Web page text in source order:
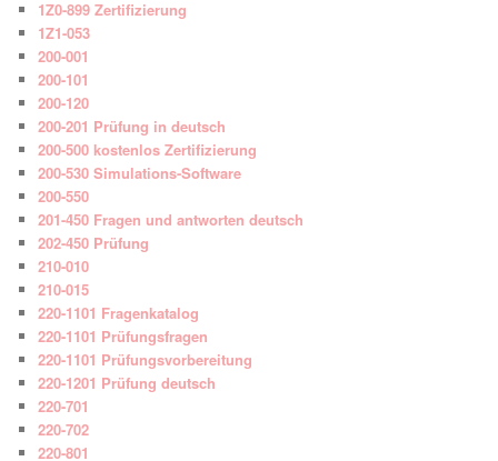
1Z0-899 Zertifizierung
1Z1-053
200-001
200-101
200-120
200-201 Prüfung in deutsch
200-500 kostenlos Zertifizierung
200-530 Simulations-Software
200-550
201-450 Fragen und antworten deutsch
202-450 Prüfung
210-010
210-015
220-1101 Fragenkatalog
220-1101 Prüfungsfragen
220-1101 Prüfungsvorbereitung
220-1201 Prüfung deutsch
220-701
220-702
220-801